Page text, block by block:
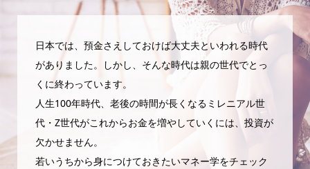
日本では、預金さえしておけば大丈夫といわれる時代
がありました。しかし、そんな時代は親の世代でとっ
くに終わっています。
人生100年時代、老後の時間が長くなるミレニアル世
代・Z世代がこれからお金を増やしていくには、投資が
欠かせません。
若いうちから身につけておきたいマネー学をチェック